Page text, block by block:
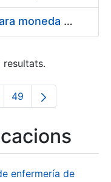
Suministro de estuches para moneda de 30 €
resultats.
intermèdies
Pàgina
49
enfermería de